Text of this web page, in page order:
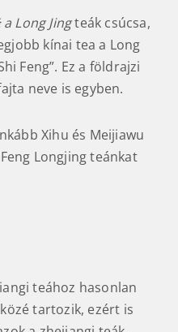
a Long Jingteák csúcsa,
kínai tea a Long
Feng”. Ez a földrajzi
neve is egyben.
Xihu és Meijiawu
Longjing teánkat
teához hasonlan
tartozik, ezért is